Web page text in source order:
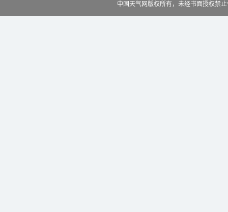
中国天气网版权所有，未经书面授权